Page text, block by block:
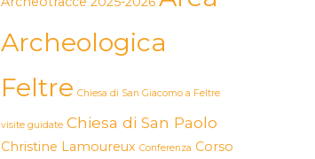
Archeologica
Feltre Chiesa di San Giacomo a Feltre
visite guidate Chiesa di San Paolo
Christine Lamoureux Conferenza Corso